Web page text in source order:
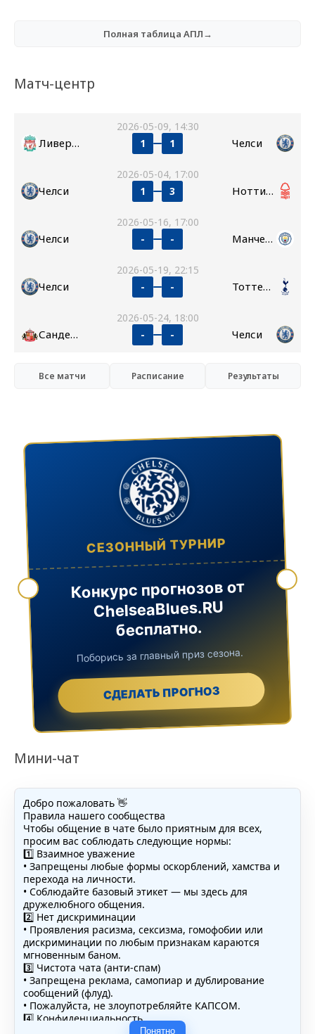
Полная таблица АПЛ→
Матч-центр
2026-05-09, 14:30
Ливерпуль 1 1 Челси
2026-05-04, 17:00
Челси 1 3 Ноттингем Форест
2026-05-16, 17:00
Челси - - Манчестер Сити
2026-05-19, 22:15
Челси - - Тоттенхэм
2026-05-24, 18:00
Сандерленд - - Челси
Все матчи Расписание Результаты
СЕЗОННЫЙ ТУРНИР
Конкурс прогнозов от
ChelseaBlues.RU
бесплатно.
Поборись за главный приз сезона.
СДЕЛАТЬ ПРОГНОЗ
Мини-чат
Добро пожаловать 👋
Правила нашего сообщества
Чтобы общение в чате было приятным для всех,
просим вас соблюдать следующие нормы:
1️⃣ Взаимное уважение
• Запрещены любые формы оскорблений, хамства и
перехода на личности.
• Соблюдайте базовый этикет — мы здесь для
дружелюбного общения.
2️⃣ Нет дискриминации
• Проявления расизма, сексизма, гомофобии или
дискриминации по любым признакам караются
мгновенным баном.
3️⃣ Чистота чата (анти-спам)
• Запрещена реклама, самопиар и дублирование
сообщений (флуд).
• Пожалуйста, не злоупотребляйте КАПСОМ.
4️⃣ Конфиденциальность
• Не публикуйте личные данные — свои или чужие
Понятно